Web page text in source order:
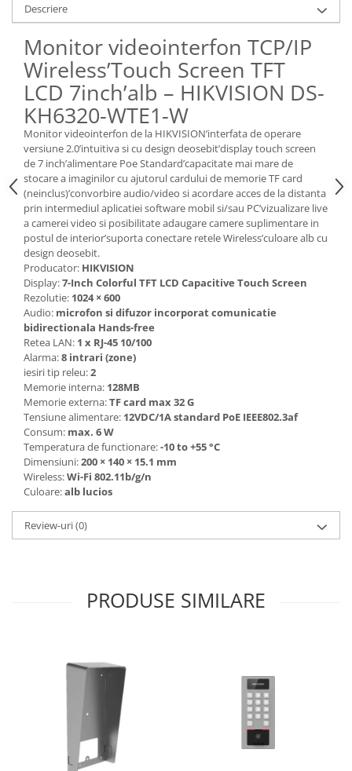
Descriere
Monitor videointerfon TCP/IP
Wireless’Touch Screen TFT
LCD 7inch’alb – HIKVISION DS-
KH6320-WTE1-W
Monitor videointerfon de la HIKVISION’interfata de operare
versiune 2.0’intuitiva si cu design deosebit’display touch screen
de 7 inch’alimentare Poe Standard’capacitate mai mare de
stocare a imaginilor cu ajutorul cardului de memorie TF card
(neinclus)’convorbire audio/video si acordare acces de la distanta
prin intermediul aplicatiei software mobil si/sau PC’vizualizare live
a camerei video si posibilitate adaugare camere suplimentare in
postul de interior’suporta conectare retele Wireless’culoare alb cu
design deosebit.
Producator: HIKVISION
Display:7-Inch Colorful TFT LCD Capacitive Touch Screen
Rezolutie: 1024 × 600
Audio: microfon si difuzor incorporat comunicatie
bidirectionala Hands-free
Retea LAN: 1 x RJ-45 10/100
Alarma:8 intrari (zone)
iesiri tip releu:2
Memorie interna: 128MB
Memorie externa:TF card max 32 G
Tensiune alimentare: 12VDC/1A standard PoE IEEE802.3af
Consum: max. 6 W
Temperatura de functionare:-10 to +55 °C
Dimensiuni:200 × 140 × 15.1 mm
Wireless:Wi-Fi 802.11b/g/n
Culoare:alb lucios
Review-uri(0)
PRODUSE SIMILARE